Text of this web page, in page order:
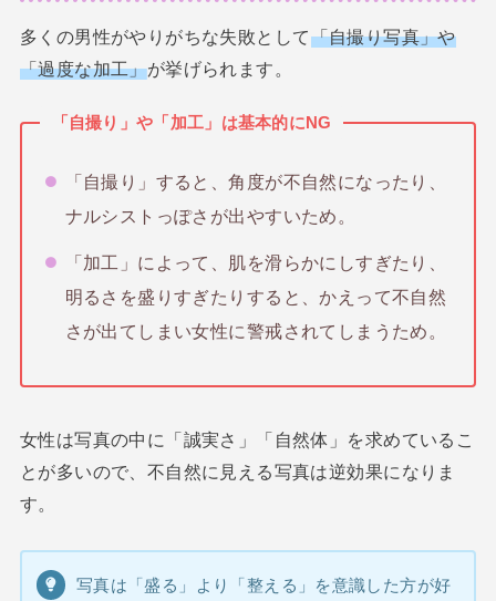
多くの男性がやりがちな失敗として「自撮り写真」や
「過度な加工」が挙げられます。
「自撮り」や「加工」は基本的にNG
「自撮り」すると、角度が不自然になったり、
ナルシストっぽさが出やすいため。
「加工」によって、肌を滑らかにしすぎたり、
明るさを盛りすぎたりすると、かえって不自然
さが出てしまい女性に警戒されてしまうため。
女性は写真の中に「誠実さ」「自然体」を求めているこ
とが多いので、不自然に見える写真は逆効果になりま
す。
写真は「盛る」より「整える」を意識した方が好